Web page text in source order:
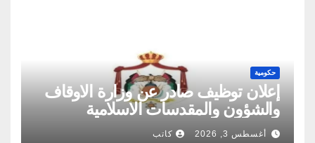
حكومية
إعلان توظيف صادر عن وزارة الاوقاف
والشؤون والمقدسات الاسلامية
أغسطس 3, 2026 كاتب